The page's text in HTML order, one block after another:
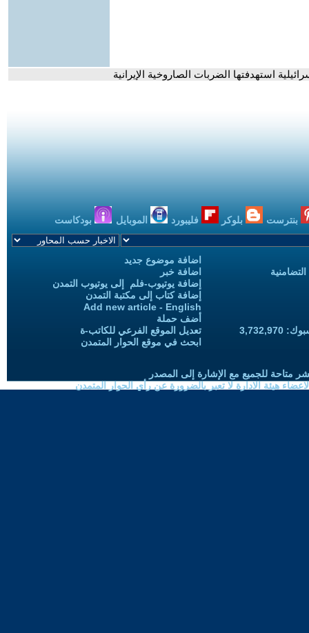
استهدفتها الضربات الصاروخية الإيرانية
بنترست بلوكر فليبورد الموبايل بودكاست
اضافة موضوع جديد
اضافة خبر
إضافة يوتيوب-فلم إلى يوتيوب التمدن
إضافة كتاب إلى مكتبة التمدن
Add new article - English
أضف حملة
تعديل الموقع الفرعي للكاتب-ة
ابحث في موقع الحوار المتمدن
متاحة للجميع مع الإشارة إلى المصدر
هيئة الادارة لا تعبر بالضرورة عن رأي الحوار المتمدن